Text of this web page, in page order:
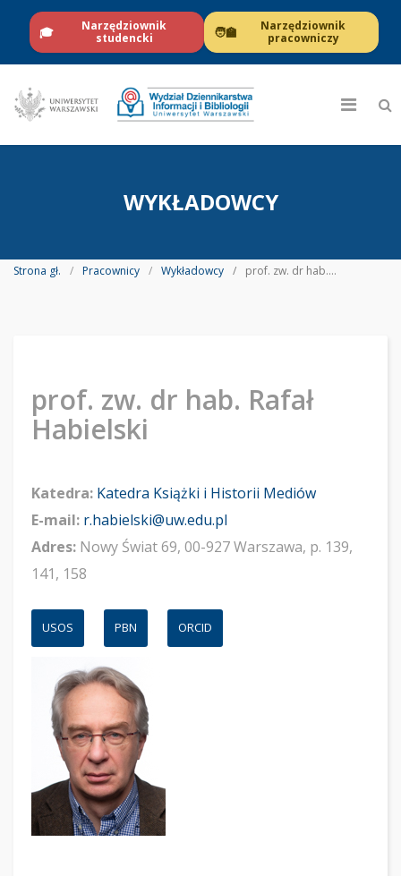
🎓
Narzędziownik
studencki
🧑‍🏫
Narzędziownik
pracowniczy
WYKŁADOWCY
Strona gł. Pracownicy Wykładowcy prof. zw. dr hab. Rafał Habielski
prof. zw. dr hab. Rafał
Habielski
Katedra: Katedra Książki i Historii Mediów
E-mail: r.habielski@uw.edu.pl
Adres: Nowy Świat 69, 00-927 Warszawa, p. 139,
141, 158
USOS PBN ORCID